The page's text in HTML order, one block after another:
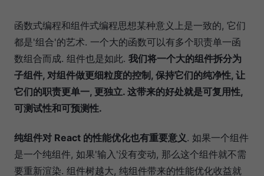
函数式编程和组件式编程思想某种意义上是一致的, 它们
都是'组合'的艺术. 一个大的函数可以有多个职责单一函
数组合而成. 组件也是如此. 我们将一个大的组件拆分为
子组件, 对组件做更细粒度的控制, 保持它们的纯净性, 让
它们的职责更单一, 更独立. 这带来的好处就是可复用性,
可测试性和可预测性.
纯组件对 React 的性能优化也有重要意义. 如果一个组件
是一个纯组件, 如果'输入'没有变动, 那么这个组件就不需
要重新渲染. 组件树越大, 纯组件带来的性能优化收益就